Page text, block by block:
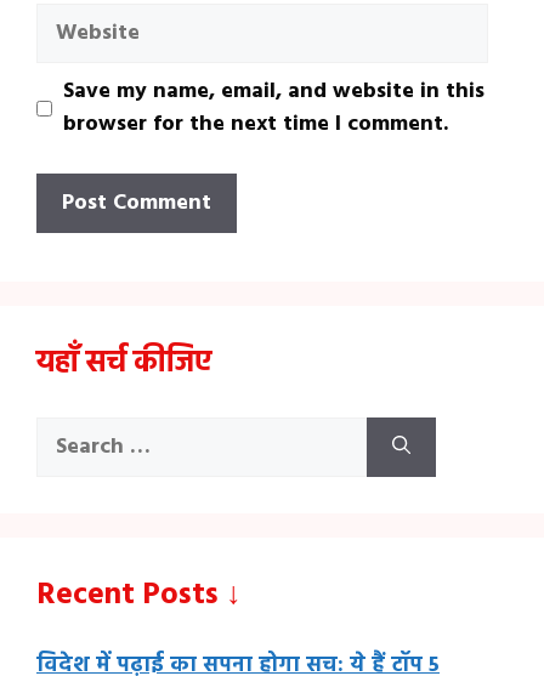
Website
Save my name, email, and website in this
browser for the next time I comment.
यहाँ सर्च कीजिए
Search
Recent Posts ↓
विदेश में पढ़ाई का सपना होगा सच: ये हैं टॉप 5